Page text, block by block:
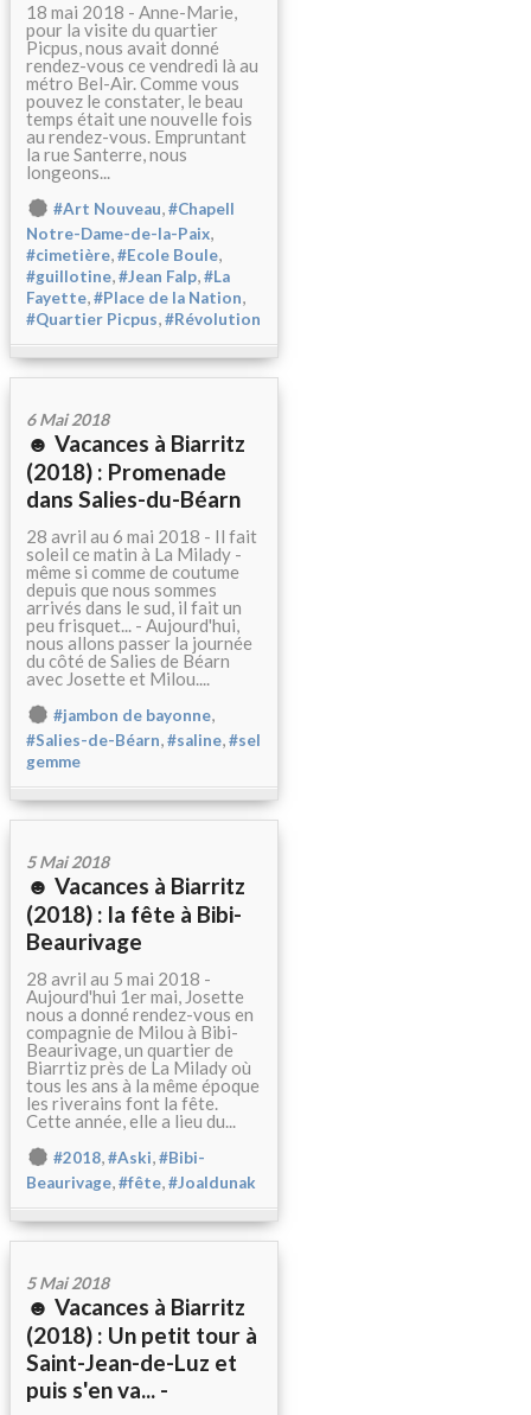
18 mai 2018 - Anne-Marie,
pour la visite du quartier
Picpus, nous avait donné
rendez-vous ce vendredi là au
métro Bel-Air. Comme vous
pouvez le constater, le beau
temps était une nouvelle fois
au rendez-vous. Empruntant
la rue Santerre, nous
longeons...
#Art Nouveau,#Chapell
Notre-Dame-de-la-Paix,
#cimetière,#Ecole Boule,
#guillotine,#Jean Falp,#La
Fayette,#Place de la Nation,
#Quartier Picpus,#Révolution
6 Mai 2018
☻ Vacances à Biarritz
(2018) : Promenade
dans Salies-du-Béarn
28 avril au 6 mai 2018 - Il fait
soleil ce matin à La Milady -
même si comme de coutume
depuis que nous sommes
arrivés dans le sud, il fait un
peu frisquet... - Aujourd'hui,
nous allons passer la journée
du côté de Salies de Béarn
avec Josette et Milou....
#jambon de bayonne,
#Salies-de-Béarn,#saline,#sel
gemme
5 Mai 2018
☻ Vacances à Biarritz
(2018) : la fête à Bibi-
Beaurivage
28 avril au 5 mai 2018 -
Aujourd'hui 1er mai, Josette
nous a donné rendez-vous en
compagnie de Milou à Bibi-
Beaurivage, un quartier de
Biarrtiz près de La Milady où
tous les ans à la même époque
les riverains font la fête.
Cette année, elle a lieu du...
#2018,#Aski,#Bibi-
Beaurivage,#fête,#Joaldunak
5 Mai 2018
☻ Vacances à Biarritz
(2018) : Un petit tour à
Saint-Jean-de-Luz et
puis s'en va... -